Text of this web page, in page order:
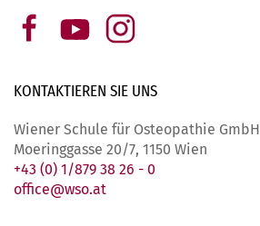
KONTAKTIEREN SIE UNS
Wiener Schule für Osteopathie GmbH
Moeringgasse 20/7, 1150 Wien
+43 (0) 1/879 38 26 - 0
office@wso.at